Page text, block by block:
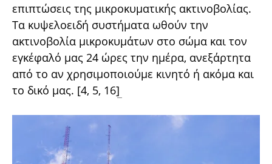
επιπτώσεις της μικροκυματικής ακτινοβολίας.
Τα κυψελοειδή συστήματα ωθούν την
ακτινοβολία μικροκυμάτων στο σώμα και τον
εγκέφαλό μας 24 ώρες την ημέρα, ανεξάρτητα
από το αν χρησιμοποιούμε κινητό ή ακόμα και
το δικό μας. [4, 5, 16]